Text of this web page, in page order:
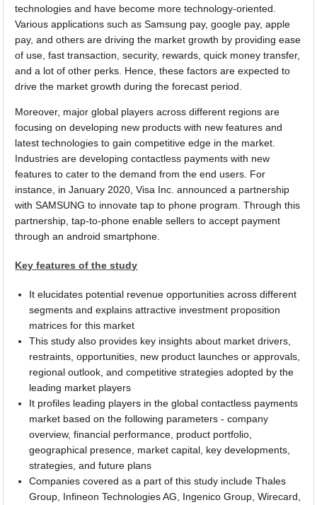
technologies and have become more technology-oriented.
Various applications such as Samsung pay, google pay, apple
pay, and others are driving the market growth by providing ease
of use, fast transaction, security, rewards, quick money transfer,
and a lot of other perks. Hence, these factors are expected to
drive the market growth during the forecast period.
Moreover, major global players across different regions are
focusing on developing new products with new features and
latest technologies to gain competitive edge in the market.
Industries are developing contactless payments with new
features to cater to the demand from the end users. For
instance, in January 2020, Visa Inc. announced a partnership
with SAMSUNG to innovate tap to phone program. Through this
partnership, tap-to-phone enable sellers to accept payment
through an android smartphone.
Key features of the study
It elucidates potential revenue opportunities across different
segments and explains attractive investment proposition
matrices for this market
This study also provides key insights about market drivers,
restraints, opportunities, new product launches or approvals,
regional outlook, and competitive strategies adopted by the
leading market players
It profiles leading players in the global contactless payments
market based on the following parameters - company
overview, financial performance, product portfolio,
geographical presence, market capital, key developments,
strategies, and future plans
Companies covered as a part of this study include Thales
Group, Infineon Technologies AG, Ingenico Group, Wirecard,